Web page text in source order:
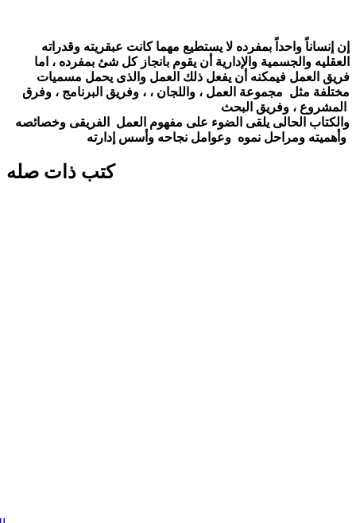
إن إنساناً واحداً بمفرده لا يستطيع مهما كانت عبقريته وقدراته
العقليه والجسمية والإدارية أن يقوم بانجاز كل شئ بمفرده ، اما
فريق العمل فيمكنه أن يفعل ذلك العمل والذى يحمل مسميات
مختلفة مثل مجموعة العمل ، واللجان ، ، وفريق البرنامج ، وفرق
والكتاب الحالى يلقى الضوء على مفهوم العمل الفريقى وخصائصه
كتب ذات صله